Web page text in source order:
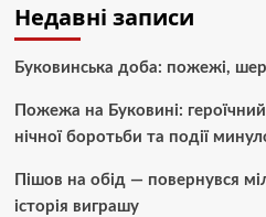
Недавні записи
Буковинська доба: пожежі,
Пожежа на Буковині:
нічної боротьби та події
Пішов на обід — повернувся
історія виграшу